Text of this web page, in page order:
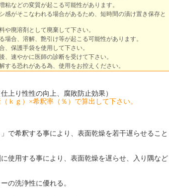
粘などの変質が起こる可能性があります。
感がそこなわれる場合があるため、短時間の漬け置き保存と
や廃溶剤として廃棄して下さい。
場合、溶解、艶引け等が起こる可能性があります。
、保護手袋を使用して下さい。
、速やかに医師の診断を受けて下さい。
する恐れがある為、使用をお控えください。
上り性性の向上、腐敗防止効果）
ｋｇ）×希釈率（％）で算出して下さい。
で希釈する事により、表面乾燥を若干遅らせること
使用する事により、表面乾燥を遅らせ、入り隅など
の洗浄性に優れる。